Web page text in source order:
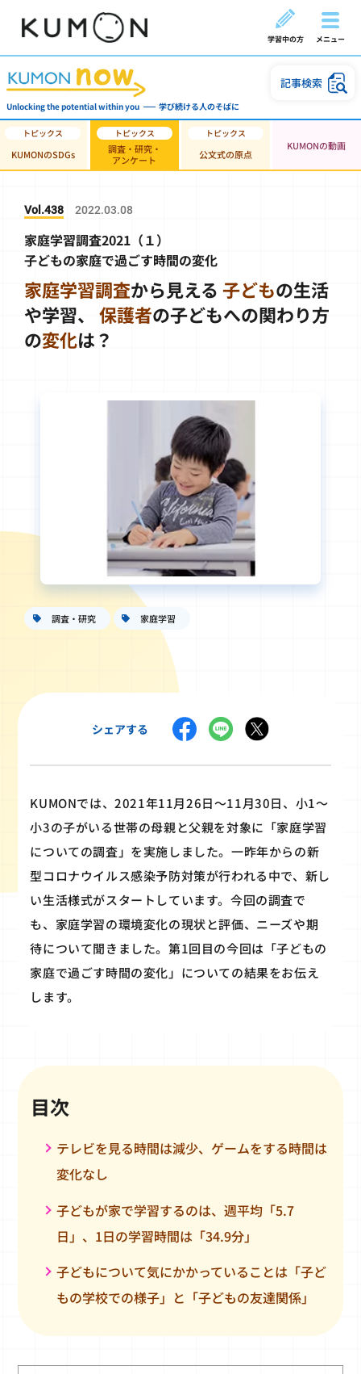
学習中の方 メニュー
Unlocking the potential within you 学び続ける人のそばに
記事検索
KUMONのSDGs
調査・研究・
アンケート
公文式の原点
KUMONの動画
Vol.438 2022.03.08
家庭学習調査2021（１）
子どもの家庭で過ごす時間の変化
家庭学習調査から見える 子どもの生活
や学習、
保護者の子どもへの関わり方
の変化は？
調査・研究 家庭学習
シェアする
KUMONでは、2021年11月26日〜11月30日、小1～
小3の子がいる世帯の母親と父親を対象に「家庭学習
についての調査」を実施しました。一昨年からの新
型コロナウイルス感染予防対策が行われる中で、新し
い生活様式がスタートしています。今回の調査で
も、家庭学習の環境変化の現状と評価、ニーズや期
待について聞きました。第1回目の今回は「子どもの
家庭で過ごす時間の変化」についての結果をお伝え
します。
目次
テレビを見る時間は減少、ゲームをする時間は
変化なし
子どもが家で学習するのは、週平均「5.7
日」、1日の学習時間は「34.9分」
子どもについて気にかかっていることは「子ど
もの学校での様子」と「子どもの友達関係」